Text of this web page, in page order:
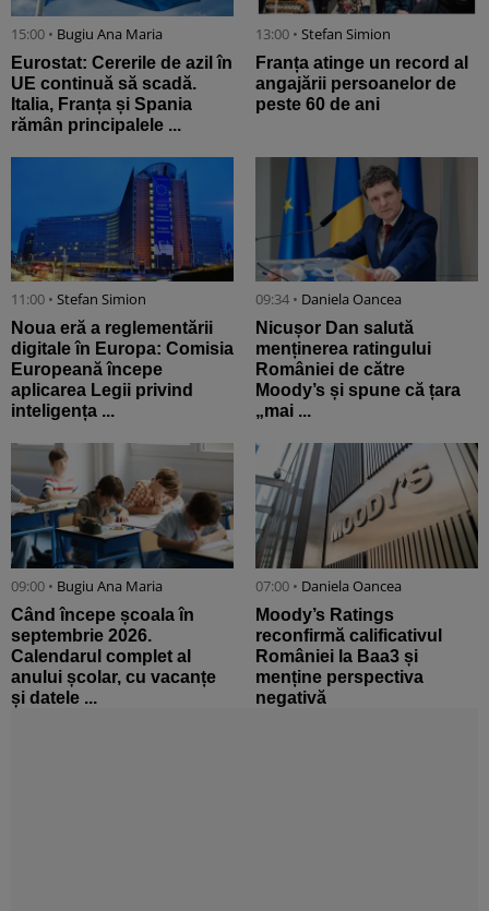
15:00 • Bugiu ⁠Ana Maria
Eurostat: Cererile de azil în
UE continuă să scadă.
Italia, Franța și Spania
rămân principalele ...
13:00 • Stefan Simion
Franța atinge un record al
angajării persoanelor de
peste 60 de ani
11:00 • Stefan Simion
Noua eră a reglementării
digitale în Europa: Comisia
Europeană începe
aplicarea Legii privind
inteligența ...
09:34 • Daniela Oancea
Nicușor Dan salută
menținerea ratingului
României de către
Moody’s și spune că țara
„mai ...
09:00 • Bugiu ⁠Ana Maria
Când începe școala în
septembrie 2026.
Calendarul complet al
anului școlar, cu vacanțe
și datele ...
07:00 • Daniela Oancea
Moody’s Ratings
reconfirmă calificativul
României la Baa3 și
menține perspectiva
negativă